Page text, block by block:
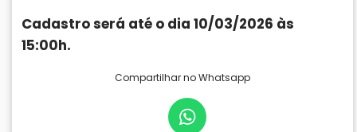
Cadastro será até o dia 10/03/2026 às
15:00h.
Compartilhar no Whatsapp